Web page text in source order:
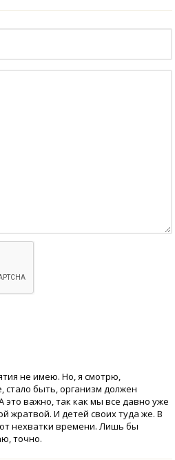
не имею. Но, я смотрю,
стало быть, организм должен
это важно, так как мы все давно уже
жратвой. И детей своих туда же. В
нехватки времени. Лишь бы
точно.